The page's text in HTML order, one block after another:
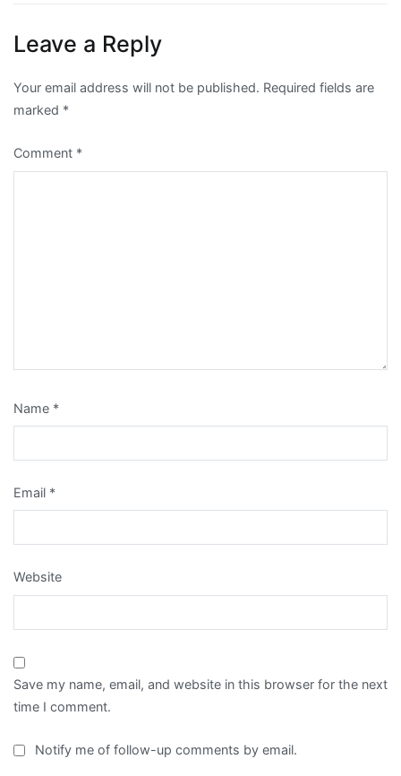
Leave a Reply
Your email address will not be published. Required fields are
marked *
Comment *
Name *
Email *
Website
Save my name, email, and website in this browser for the next
time I comment.
Notify me of follow-up comments by email.